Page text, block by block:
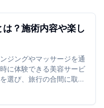
？施術内容や楽し
ジングやマッサージを通
に体験できる美容サービ
選び、旅行の合間に取り
時間を過ごせます。